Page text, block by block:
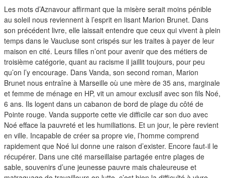
barbès
music
autofiction
interviews
polaroid
famille
blog
short stories
duos
Les mots d’Aznavour affirmant que la misère serait moins pénible
au soleil nous reviennent à l’esprit en lisant Marion Brunet. Dans
son précédent livre, elle laissait entendre que ceux qui vivent à plein
temps dans le Vaucluse sont crispés sur les traites à payer de leur
maison en cité. Leurs filles n’ont pour avenir que des métiers de
troisième catégorie, quant au racisme il jaillit toujours, pour peu
qu’on l’y encourage. Dans Vanda, son second roman, Marion
Brunet nous entraîne à Marseille où une mère de 35 ans, marginale
et femme de ménage en HP, vit un amour exclusif avec son fils Noé,
6 ans. Ils logent dans un cabanon de bord de plage du côté de
Pointe rouge. Vanda supporte cette vie difficile car son duo avec
Noé efface la pauvreté et les humiliations. Et un jour, le père revient
en ville. Incapable de créer sa propre vie, l’homme comprend
rapidement que Noé lui donne une raison d’exister. Encore faut-il le
récupérer. Dans une cité marseillaise partagée entre plages de
sable, souvenirs d’une jeunesse pauvre mais chaleureuse et